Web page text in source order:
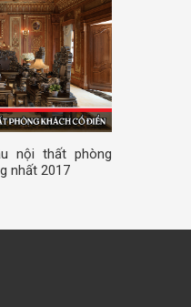
nội thất phòng
nhất 2017